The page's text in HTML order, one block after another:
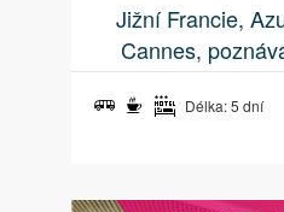
Jižní Francie,
Cannes,
Délka: 5 dní